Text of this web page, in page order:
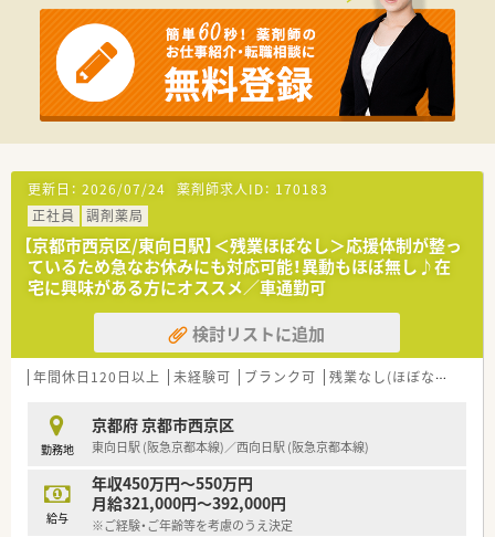
更新日： 2026/07/24 薬剤師求人ID： 170183
正社員
調剤薬局
【京都市西京区/東向日駅】＜残業ほぼなし＞応援体制が整っ
ているため急なお休みにも対応可能！異動もほぼ無し♪在
宅に興味がある方にオススメ／車通勤可
検討リストに追加
年間休日120日以上 未経験可 ブランク可 残業なし(ほぼなし含む)
勤務地
京都府 京都市西京区
東向日駅 (阪急京都本線)／西向日駅 (阪急京都本線)
給与
年収450万円～550万円
月給321,000円～392,000円
※ご経験・ご年齢等を考慮のうえ決定